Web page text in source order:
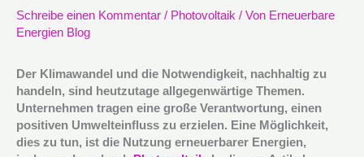
Schreibe einen Kommentar / Photovoltaik / Von Erneuerbare
Energien Blog
Der Klimawandel und die Notwendigkeit, nachhaltig zu
handeln, sind heutzutage allgegenwärtige Themen.
Unternehmen tragen eine große Verantwortung, einen
positiven Umwelteinfluss zu erzielen. Eine Möglichkeit,
dies zu tun, ist die Nutzung erneuerbarer Energien,